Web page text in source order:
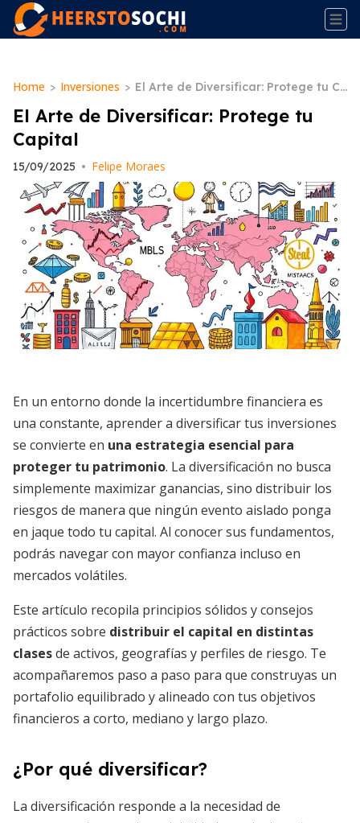
Home > Inversiones > El Arte de Diversificar: Protege tu C
apital
El Arte de Diversificar: Protege tu
Capital
15/09/2025 • Felipe Moraes
En un entorno donde la incertidumbre financiera es
una constante, aprender a diversificar tus inversiones
se convierte en una estrategia esencial para
proteger tu patrimonio. La diversificación no busca
simplemente maximizar ganancias, sino distribuir los
riesgos de manera que ningún evento aislado ponga
en jaque todo tu capital. Al conocer sus fundamentos,
podrás navegar con mayor confianza incluso en
mercados volátiles.
Este artículo recopila principios sólidos y consejos
prácticos sobre distribuir el capital en distintas
clasesde activos, geografías y perfiles de riesgo. Te
acompañaremos paso a paso para que construyas un
portafolio equilibrado y alineado con tus objetivos
financieros a corto, mediano y largo plazo.
¿Por qué diversificar?
La diversificación responde a la necesidad de